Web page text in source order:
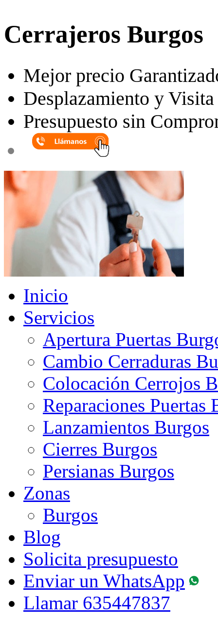
Cerrajeros Burgos
Mejor precio
Desplazamiento y
Presupuesto sin
Inicio
Servicios
Apertura Puertas
Cambio Cerraduras
Colocación Cerrojos
Reparaciones Puertas
Lanzamientos Burgos
Cierres Burgos
Persianas Burgos
Zonas
Burgos
Blog
Solicita presupuesto
Enviar un WhatsApp
Llamar 635447837